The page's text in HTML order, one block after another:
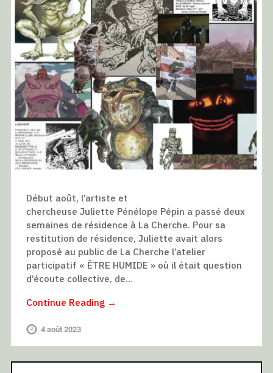
Début août, l’artiste et
chercheuse Juliette Pénélope Pépin a passé deux
semaines de résidence à La Cherche. Pour sa
restitution de résidence, Juliette avait alors
proposé au public de La Cherche l’atelier
participatif « ÊTRE HUMIDE » où il était question
d’écoute collective, de…
Continue Reading →
4 août 2023